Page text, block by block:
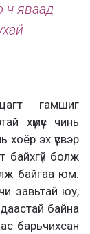
ч яваад
гамшиг
хүмүүс чинь
эх үүсвэр
байхгүй болж
байгаа юм.
завьтай юу,
байна
барьчихсан